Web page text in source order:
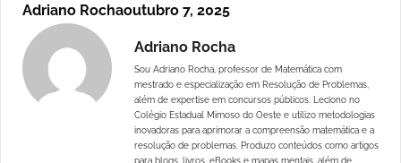
Adriano Rochaoutubro 7, 2025
Adriano Rocha
Sou Adriano Rocha, professor de Matemática com
mestrado e especialização em Resolução de Problemas,
além de expertise em concursos públicos. Leciono no
Colégio Estadual Mimoso do Oeste e utilizo metodologias
inovadoras para aprimorar a compreensão matemática e a
resolução de problemas. Produzo conteúdos como artigos
para blogs, livros, eBooks e mapas mentais, além de